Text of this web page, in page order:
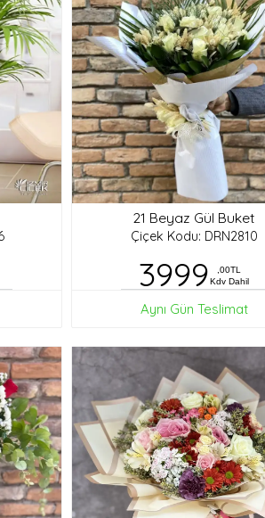
21 Beyaz Gül Buket
Çiçek Kodu: DRN2810
3999
,00TL
Kdv Dahil
Aynı Gün Teslimat